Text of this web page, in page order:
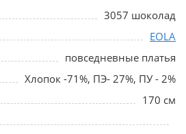
3057 шоколад
EOLA
повседневные платья
Хлопок -71%, ПЭ- 27%, ПУ - 2%
170 см